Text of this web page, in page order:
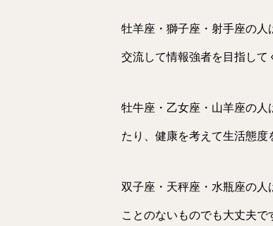
牡羊座・獅子座・射手座の人
交流して情報強者を目指して
牡牛座・乙女座・山羊座の
たり、健康を考えて生活態度
双子座・天秤座・水瓶座の人
ことのないものでも大丈夫で